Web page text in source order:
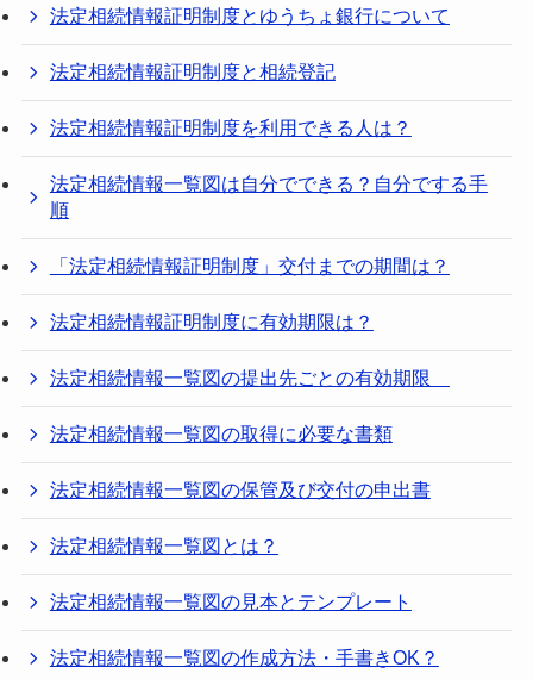
法定相続情報証明制度とゆうちょ銀行について
法定相続情報証明制度と相続登記
法定相続情報証明制度を利用できる人は？
法定相続情報一覧図は自分でできる？自分でする手
順
「法定相続情報証明制度」交付までの期間は？
法定相続情報証明制度に有効期限は？
法定相続情報一覧図の提出先ごとの有効期限
法定相続情報一覧図の取得に必要な書類
法定相続情報一覧図の保管及び交付の申出書
法定相続情報一覧図とは？
法定相続情報一覧図の見本とテンプレート
法定相続情報一覧図の作成方法・手書きOK？